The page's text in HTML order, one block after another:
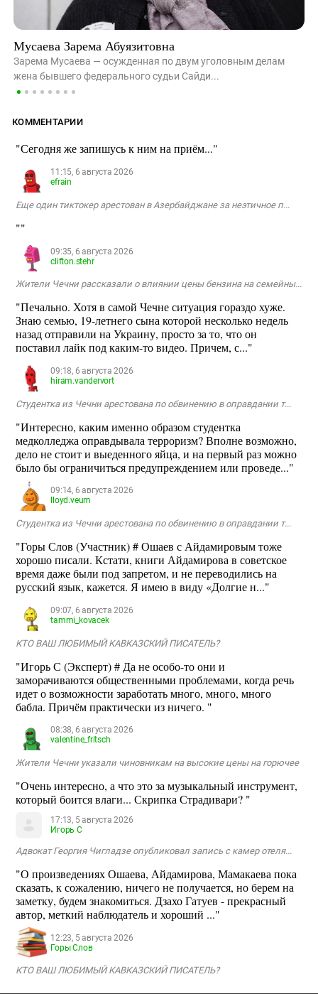
Мусаева Зарема Абуязитовна
Зарема Мусаева — осужденная по двум уголовным делам
жена бывшего федерального судьи Сайди...
КОММЕНТАРИИ
"Сегодня же запишусь к ним на приём..."
11:15, 6 августа 2026
efrain
Еще один тиктокер арестован в Азербайджане за неэтичное п...
""
09:35, 6 августа 2026
clifton.stehr
Жители Чечни рассказали о влиянии цены бензина на семейны...
"Печально. Хотя в самой Чечне ситуация гораздо хуже.
Знаю семью, 19-летнего сына которой несколько недель
назад отправили на Украину, просто за то, что он
поставил лайк под каким-то видео. Причем, с..."
09:18, 6 августа 2026
hiram.vandervort
Студентка из Чечни арестована по обвинению в оправдании т...
"Интересно, каким именно образом студентка
медколледжа оправдывала терроризм? Вполне возможно,
дело не стоит и выеденного яйца, и на первый раз можно
было бы ограничиться предупреждением или проведе..."
09:14, 6 августа 2026
lloyd.veum
Студентка из Чечни арестована по обвинению в оправдании т...
"Горы Слов (Участник) # Ошаев с Айдамировым тоже
хорошо писали. Кстати, книги Айдамирова в советское
время даже были под запретом, и не переводились на
русский язык, кажется. Я имею в виду «Долгие н..."
09:07, 6 августа 2026
tammi_kovacek
КТО ВАШ ЛЮБИМЫЙ КАВКАЗСКИЙ ПИСАТЕЛЬ?
"Игорь С (Эксперт) # Да не особо-то они и
заморачиваются общественными проблемами, когда речь
идет о возможности заработать много, много, много
бабла. Причём практически из ничего. "
08:38, 6 августа 2026
valentine_fritsch
Жители Чечни указали чиновникам на высокие цены на горючее
"Очень интересно, а что это за музыкальный инструмент,
который боится влаги... Скрипка Страдивари? "
17:13, 5 августа 2026
Игорь С
Адвокат Георгия Чигладзе опубликовал запись с камер отеля...
"О произведениях Ошаева, Айдамирова, Мамакаева пока
сказать, к сожалению, ничего не получается, но берем на
заметку, будем знакомиться. Дзахо Гатуев - прекрасный
автор, меткий наблюдатель и хороший ..."
12:23, 5 августа 2026
Горы Слов
КТО ВАШ ЛЮБИМЫЙ КАВКАЗСКИЙ ПИСАТЕЛЬ?